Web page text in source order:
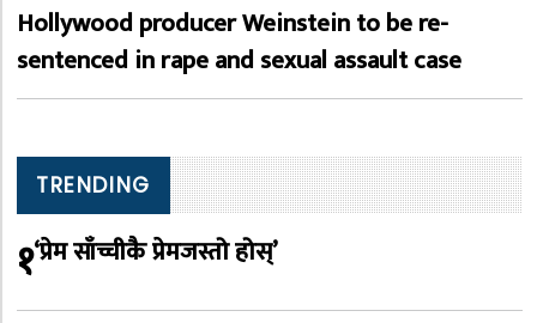
Hollywood producer Weinstein to be re-
sentenced in rape and sexual assault case
TRENDING
१‘प्रेम साँच्चीकै प्रेमजस्तो होस्’